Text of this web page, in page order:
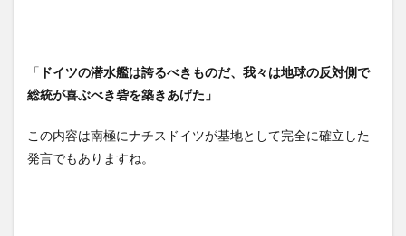
「 ドイツの潜水艦は誇るべきものだ、我々は地球の反対側で
総統が喜ぶべき砦を築きあげた」
この内容は南極にナチスドイツが基地として完全に確立した
発言でもありますね。